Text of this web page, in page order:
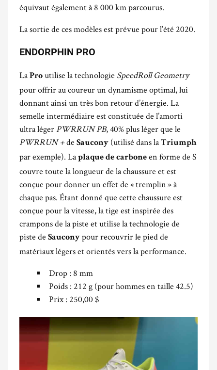
équivaut également à 8 000 km parcourus.
La sortie de ces modèles est prévue pour l’été 2020.
ENDORPHIN PRO
LaPro utilise la technologie SpeedRoll Geometry
pour offrir au coureur un dynamisme optimal, lui
donnant ainsi un très bon retour d’énergie. La
semelle intermédiaire est constituée de l’amorti
ultra léger PWRRUN PB, 40% plus léger que le
PWRRUN +de Saucony (utilisé dans laTriumph
par exemple). Laplaque de carbone en forme de S
couvre toute la longueur de la chaussure et est
conçue pour donner un effet de « tremplin » à
chaque pas. Étant donné que cette chaussure est
conçue pour la vitesse, la tige est inspirée des
crampons de la piste et utilise la technologie de
piste de Saucony pour recouvrir le pied de
matériaux légers et orientés vers la performance.
Drop : 8 mm
Poids : 212 g (pour hommes en taille 42.5)
Prix : 250,00 $